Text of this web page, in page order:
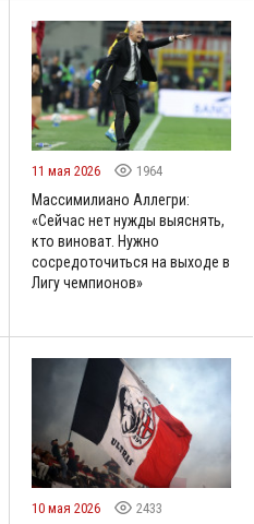
11 мая 2026 1964
Массимилиано Аллегри:
«Сейчас нет нужды выяснять,
кто виноват. Нужно
сосредоточиться на выходе в
Лигу чемпионов»
10 мая 2026 2433